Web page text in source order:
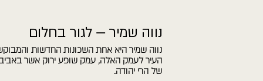
נווה שמיר – לגור בחלום
נווה שמיר היא אחת השכונות החדשות
העיר לעמק האלה, עמק שופע ירוק אשר
של הרי יהודה.